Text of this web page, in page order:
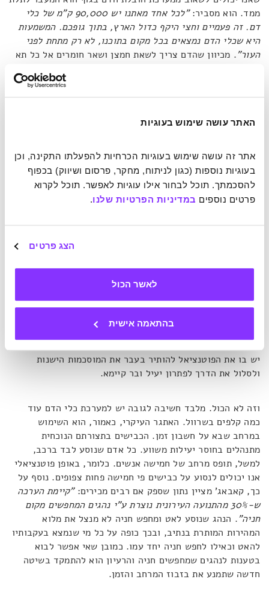
האתר עושה שימוש בעוגיות
פרטים נוספים במדיניות הפרטיות שלנו.
הצג פרטים
לאשר הכול
בהתאמה אישית
ממד. הוא מסביר:
"לכל אחד מאתנו יש 90,000 ק"מ של כלי
דם. זה פעמיים וחצי היקף כדול הארץ, בתוך גופכם. המשמעות
היא שכלי הדם נמצאים בכל מקום בתוכנו, לא רק מתחת לפני
העור". מכיוון שהדם צריך לשאת חמצן ושאר חומרים אל כל תא
כמעט כל מילימטר בגוף, כולל את העצמות. הרוב המכריע של
התחבורה העירונית והבין עירונית, לעומת זאת, נמצאים רק על
צריכים לאמץ את האנכיות. אם רשת פני השטח רוויה, אז בואו
חשיבה לגובה, רכבים מודולריים ואוטומציה מלאה של מכוניות
היא חלל שעובר מעל הרכבים שבכביש. קאבאג' מוסיף כי
ברצינות על מוניות טיסה עירוניות אומרת משהו; מכוניות
מעופפות סוף סוף עוברות להיות ממדע בדיוני לתחום עסקי
". ניצול ממד הגובה מצריך חשיבה
יצירתית ושבירת קונספטים של עיצוב. זה עלול להרתיע את
יש בו את הפוטנציאל להותיר בעבר את המוסכמות הישנות
ולסלול את הדרך לפתרון יעיל ובר קיימא.
וזה לא הכול. מלבד חשיבה לגובה יש למערכת כלי הדם עוד
כמה קלפים בשרוול. האתגר העיקרי, כאמור, הוא השימוש
במרחב שבא על חשבון זמן. הכבישים בתצורתם הנוכחית
מתנהלים בחוסר יעילות משווע. כל אדם שנוסע לבד ברכב,
למשל, תופס מרחב של חמישה אנשים. כלומר, באופן פוטנציאלי
אנו יכולים לנסוע על כבישים פי חמישה פחות צפופים. נוסף על
כך, קאבאג' מציין נתון שספק אם רבים מכירים:"קיימת הערכה
ש-30% מהתנועה העירונית נוצרת ע"י נהגים המחפשים מקום
חניה". הנהג שנוסע לאט ומחפש חניה לא מנצל את מלוא
המהירות המותרת בנתיב, ובכך כופה על כל מי שנמצא בעקבותיו
להאט וכאילו לחפש חניה יחד עמו. כמובן שאי אפשר לבוא
בטענות לנהגים שמחפשים חניה והרעיון הוא להתמקד בשיטה
חדשה שתמנע את בזבוז המרחב והזמן.